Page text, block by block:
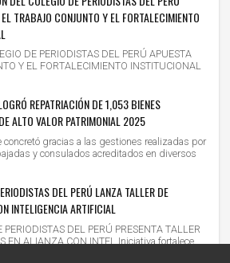
TRABAJO CONJUNTO Y EL FORTALECIMIENTO
DE PERIODISTAS DEL PERÚ APUESTA
Y EL FORTALECIMIENTO INSTITUCIONAL
REPATRIACIÓN DE 1,053 BIENES
ALTO VALOR PATRIMONIAL 2025
concretó gracias a las gestiones realizadas por
y consulados acreditados en diversos
DEL PERÚ LANZA TALLER DE
INTELIGENCIA ARTIFICIAL
PERIODISTAS DEL PERÚ PRESENTA TALLER
EN ALIANZA CON INTEL Iniciativa fortalece